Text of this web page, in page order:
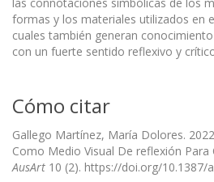
formas y los materiales utilizados en
cuales también generan
con un fuerte sentido reflexivo y
Cómo citar
Gallego Martínez, María Dolores.
Como Medio Visual De reflexión Para
AusArt 10 (2). https://doi.org/10.1387/